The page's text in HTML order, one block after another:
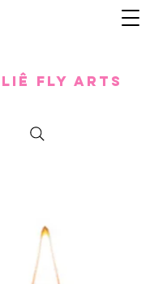
Fly Arts